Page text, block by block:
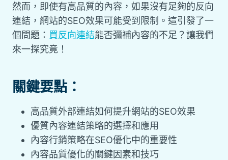
然而，即使有高品質的內容，如果沒有足夠的反向
連結，網站的SEO效果可能受到限制。這引發了一
個問題： 買反向連結能否彌補內容的不足？讓我們
來一探究竟！
關鍵要點：
高品質外部連結如何提升網站的SEO效果
優質內容連結策略的選擇和應用
內容行銷策略在SEO優化中的重要性
內容品質優化的關鍵因素和技巧